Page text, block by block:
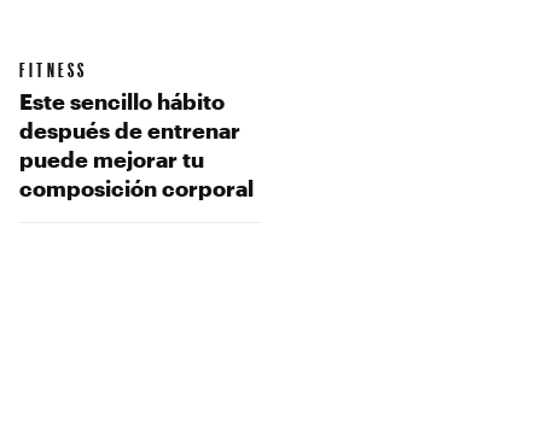
FITNESS
Este sencillo hábito
después de entrenar
puede mejorar tu
composición corporal